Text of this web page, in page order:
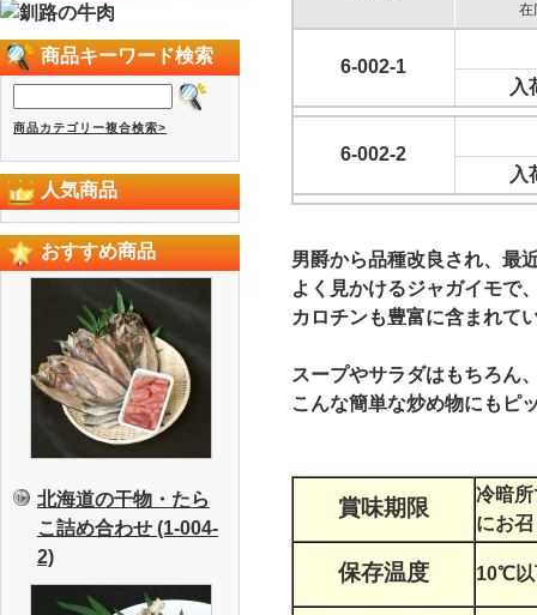
在
6-002-1
入
6-002-2
入
男爵から品種改良され、最
よく見かけるジャガイモで
カロチンも豊富に含まれて
スープやサラダはもちろん
こんな簡単な炒め物にもピ
賞味期限
冷暗
にお
保存温度 10℃以
商品キーワード検索
商品カテゴリー複合検索>
人気商品
おすすめ商品
北海道の干物・たら
こ詰め合わせ (1-004-
2)